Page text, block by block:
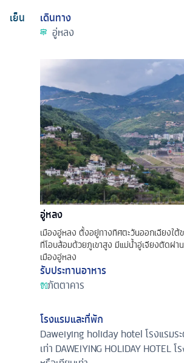
เย็น
เดินทาง
อู่หลง
อู่หลง
เมืองอู่หลง ตั้งอยู่ทางทิศตะวันออกเฉียงใต้
ที่โอบล้อมด้วยภูเขาสูง มีแม่น้ำอู่เจียงตัดผ่า
เมืองอู่หลง
รับประทานอาหาร
ภัตตาคาร
โรงแรมและที่พัก
Daweiying holiday hotel โรงแรมร
เท่า DAWEIYING HOLIDAY HOTEL